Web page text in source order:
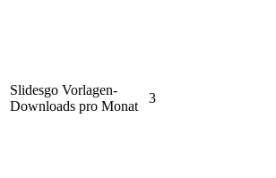
Slidesgo Vorlagen-
Downloads pro Monat
3